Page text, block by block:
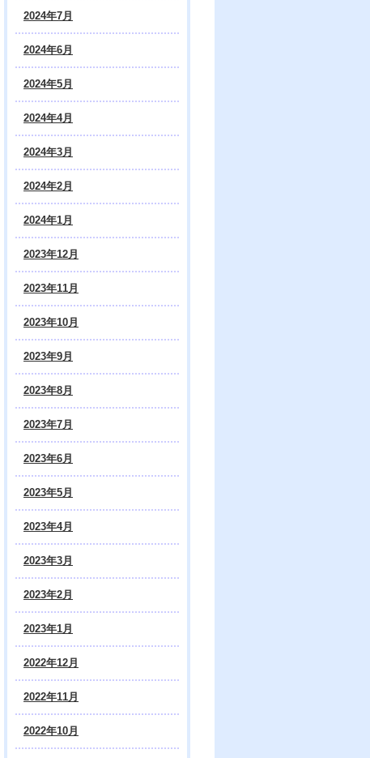
2024年7月
2024年6月
2024年5月
2024年4月
2024年3月
2024年2月
2024年1月
2023年12月
2023年11月
2023年10月
2023年9月
2023年8月
2023年7月
2023年6月
2023年5月
2023年4月
2023年3月
2023年2月
2023年1月
2022年12月
2022年11月
2022年10月